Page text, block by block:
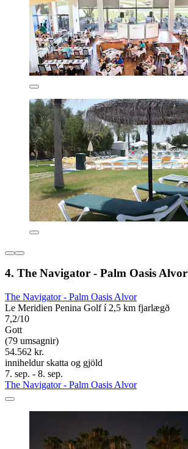
4. The Navigator - Palm Oasis Alvor
The Navigator - Palm Oasis Alvor
Le Meridien Penina Golf í 2,5 km fjarlægð
7,2/10
Gott
(79 umsagnir)
54.562 kr.
inniheldur skatta og gjöld
7. sep. - 8. sep.
The Navigator - Palm Oasis Alvor